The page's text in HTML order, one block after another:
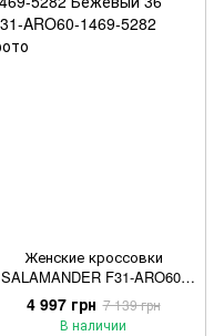
Женские кроссовки
SALAMANDER F31-ARO60-
1469-5282 Бежевый 36
4 997 грн 7 139 грн
В наличии